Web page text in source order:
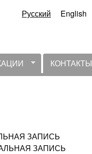
Русский English
КОНТАКТЫ
ЗАПИСЬ
ЗАПИСЬ